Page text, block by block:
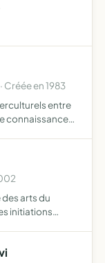
Créée en 1983
entre
connaissance
arts du
initiations